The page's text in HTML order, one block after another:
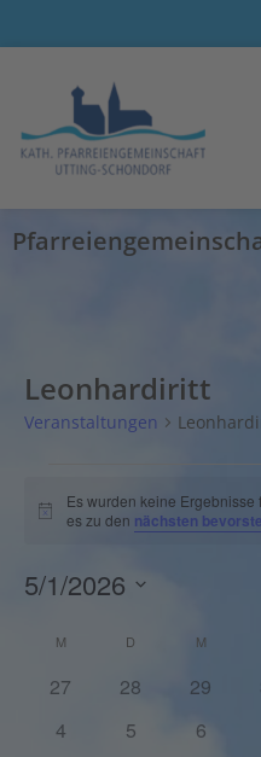
Leonhardiritt
Veranstaltungen
Hinweis
Es wurden keine
es zu den nächsten
5/1/2026
wählen.
Kalender
Veranstaltungen
M D M
0
27
0
28
0
29
0
4
0
5
0
6